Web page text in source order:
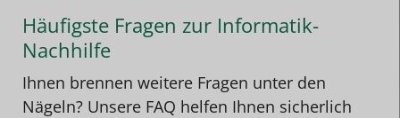
Häufigste Fragen zur Informatik-
Nachhilfe
Ihnen brennen weitere Fragen unter den
Nägeln? Unsere FAQ helfen Ihnen sicherlich